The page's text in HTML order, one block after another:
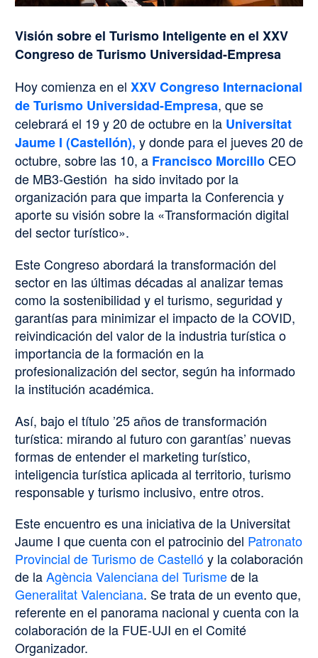
Visión sobre el Turismo Inteligente en el XXV
Congreso de Turismo Universidad-Empresa
Hoy comienza en el XXV Congreso Internacional
de Turismo Universidad-Empresa, que se
celebrará el 19 y 20 de octubre en la Universitat
Jaume I (Castellón), y donde para el jueves 20 de
octubre, sobre las 10, a Francisco MorcilloCEO
de MB3-Gestión ha sido invitado por la
organización para que imparta la Conferencia y
aporte su visión sobre la «Transformación digital
del sector turístico».
Este Congreso abordará la transformación del
sector en las últimas décadas al analizar temas
como la sostenibilidad y el turismo, seguridad y
garantías para minimizar el impacto de la COVID,
reivindicación del valor de la industria turística o
importancia de la formación en la
profesionalización del sector, según ha informado
la institución académica.
Así, bajo el título ’25 años de transformación
turística: mirando al futuro con garantías’ nuevas
formas de entender el marketing turístico,
inteligencia turística aplicada al territorio, turismo
responsable y turismo inclusivo, entre otros.
Este encuentro es una iniciativa de la Universitat
Jaume I que cuenta con el patrocinio del Patronato
Provincial de Turismo de Castellóy la colaboración
de laAgència Valenciana del Turismede la
Generalitat Valenciana. Se trata de un evento que,
referente en el panorama nacional y cuenta con la
colaboración de la FUE-UJI en el Comité
Organizador.